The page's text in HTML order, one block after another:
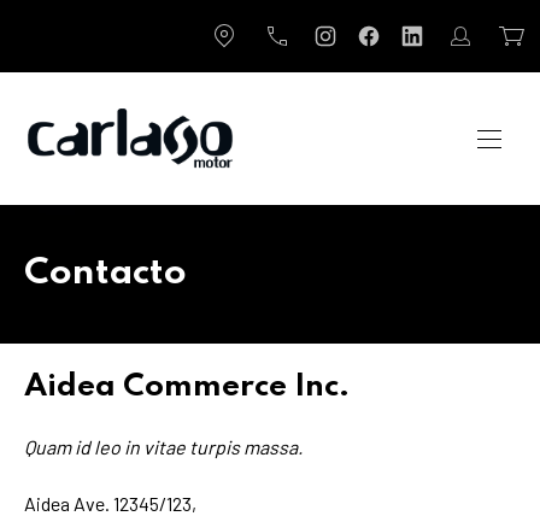
New Window
96 586 40 40
New Window
New Window
New Window
Login /
Contacto
Aidea Commerce Inc.
Quam id leo in vitae turpis massa.
Aidea Ave. 12345/123,